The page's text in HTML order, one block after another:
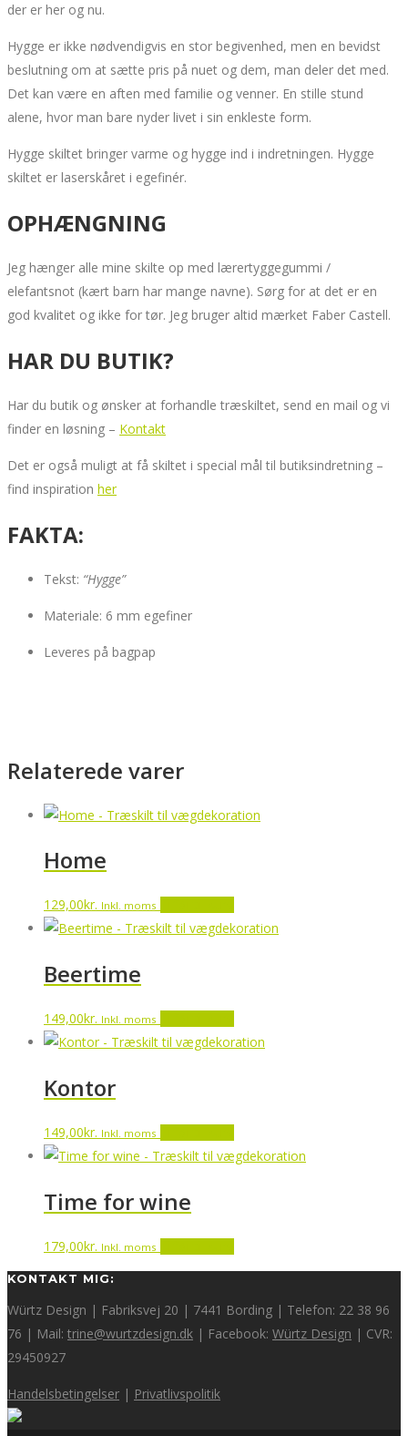
der er her og nu.
Hygge er ikke nødvendigvis en stor begivenhed, men en bevidst
beslutning om at sætte pris på nuet og dem, man deler det med.
Det kan være en aften med familie og venner. En stille stund
alene, hvor man bare nyder livet i sin enkleste form.
Hygge skiltet bringer varme og hygge ind i indretningen. Hygge
skiltet er laserskåret i egefinér.
OPHÆNGNING
Jeg hænger alle mine skilte op med lærertyggegummi /
elefantsnot (kært barn har mange navne). Sørg for at det er en
god kvalitet og ikke for tør. Jeg bruger altid mærket Faber Castell.
HAR DU BUTIK?
Har du butik og ønsker at forhandle træskiltet, send en mail og vi
finder en løsning – Kontakt
Det er også muligt at få skiltet i special mål til butiksindretning –
find inspiration her
FAKTA:
Tekst: “Hygge”
Materiale: 6 mm egefiner
Leveres på bagpap
Relaterede varer
Home
129,00kr. Inkl. moms
Beertime
149,00kr. Inkl. moms
Kontor
149,00kr. Inkl. moms
Time for wine
179,00kr. Inkl. moms
KONTAKT MIG:
Würtz Design | Fabriksvej 20 | 7441 Bording | Telefon: 22 38 96
76 | Mail: trine@wurtzdesign.dk | Facebook: Würtz Design | CVR:
29450927
Handelsbetingelser | Privatlivspolitik